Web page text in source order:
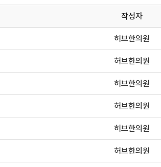
작성자
허브한의원
허브한의원
허브한의원
허브한의원
허브한의원
허브한의원